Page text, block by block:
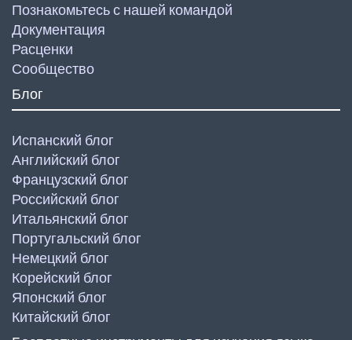
Познакомьтесь с нашей командой
Документация
Расценки
Сообщество
Блог
Испанский блог
Английский блог
Французский блог
Российский блог
Итальянский блог
Португальский блог
Немецкий блог
Корейский блог
Японский блог
Китайский блог